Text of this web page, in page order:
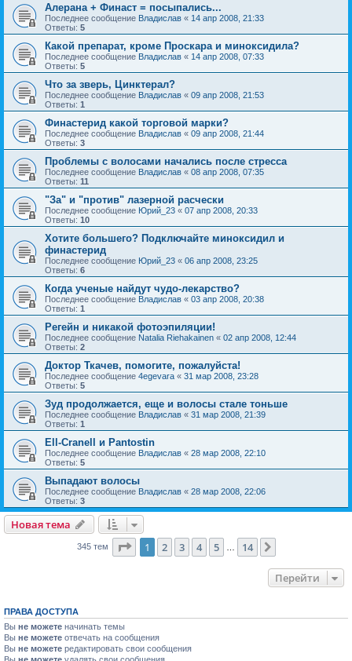
Алерана + Финаст = посыпались...
Последнее сообщение Владислав « 14 апр 2008, 21:33
Ответы: 5
Какой препарат, кроме Проскара и миноксидила?
Последнее сообщение Владислав « 14 апр 2008, 07:33
Ответы: 5
Что за зверь, Цинктерал?
Последнее сообщение Владислав « 09 апр 2008, 21:53
Ответы: 1
Финастерид какой торговой марки?
Последнее сообщение Владислав « 09 апр 2008, 21:44
Ответы: 3
Проблемы с волосами начались после стресса
Последнее сообщение Владислав « 08 апр 2008, 07:35
Ответы: 11
"За" и "против" лазерной расчески
Последнее сообщение Юрий_23 « 07 апр 2008, 20:33
Ответы: 10
Хотите большего? Подключайте миноксидил и
финастерид
Последнее сообщение Юрий_23 « 06 апр 2008, 23:25
Ответы: 6
Когда ученые найдут чудо-лекарство?
Последнее сообщение Владислав « 03 апр 2008, 20:38
Ответы: 1
Регейн и никакой фотоэпиляции!
Последнее сообщение Natalia Riehakainen « 02 апр 2008, 12:44
Ответы: 2
Доктор Ткачев, помогите, пожалуйста!
Последнее сообщение 4egevara « 31 мар 2008, 23:28
Ответы: 5
Зуд продолжается, еще и волосы стале тоньше
Последнее сообщение Владислав « 31 мар 2008, 21:39
Ответы: 1
Ell-Cranell и Pantostin
Последнее сообщение Владислав « 28 мар 2008, 22:10
Ответы: 5
Выпадают волосы
Последнее сообщение Владислав « 28 мар 2008, 22:06
Ответы: 3
Новая тема
345 тем Страница из 14
1 2 3 4 5 14
Перейти
ПРАВА ДОСТУПА
Вы не можете начинать темы
Вы не можете отвечать на сообщения
Вы не можете редактировать свои сообщения
Вы не можете удалять свои сообщения